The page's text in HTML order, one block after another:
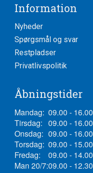
Information
Nyheder
Spørgsmål og svar
Restpladser
Privatlivspolitik
Åbningstider
Mandag: 09.00 - 16.00
Tirsdag: 09.00 - 16.00
Onsdag: 09.00 - 16.00
Torsdag: 09.00 - 15.00
Fredag:
09.00 - 14.00
Man 20/7:09.00 - 12.30